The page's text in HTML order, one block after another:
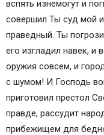
вспять изнемогут и
совершил Ты суд мой
праведный. Ты
его изгладил навек, и
оружия совсем, и
с шумом! И Господь
приготовил престол
правде, рассудит
прибежищем для